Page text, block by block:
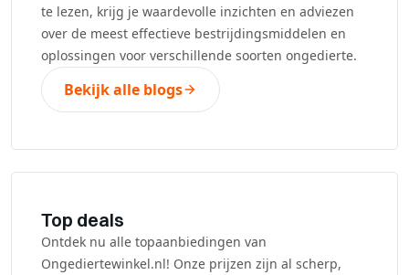
te lezen, krijg je waardevolle inzichten en adviezen
over de meest effectieve bestrijdingsmiddelen en
oplossingen voor verschillende soorten ongedierte.
Bekijk alle blogs
Top deals
Ontdek nu alle topaanbiedingen van
Ongediertewinkel.nl! Onze prijzen zijn al scherp,